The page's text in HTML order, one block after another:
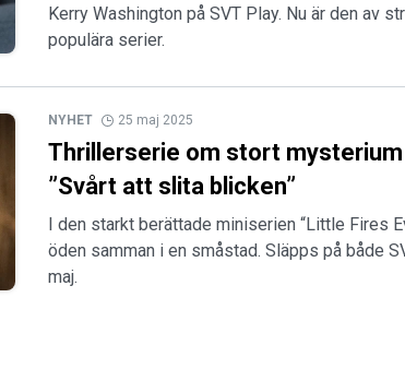
Kerry Washington på SVT Play. Nu är den av
populära serier.
NYHET 25 maj 2025
Thrillerserie om stort mysterium
”Svårt att slita blicken”
I den starkt berättade miniserien “Little Fires
öden samman i en småstad. Släpps på både
maj.